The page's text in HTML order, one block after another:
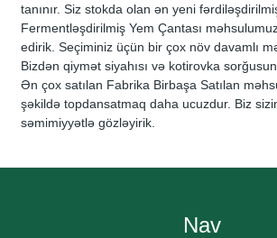
tanınır. Siz stokda olan ən yeni
Fermentləşdirilmiş Yem Çantası
edirik. Seçiminiz üçün bir çox növ davamlı
Bizdən qiymət siyahısı və kotirovka
Ən çox satılan Fabrika Birbaşa Satılan
şəkildə topdansatmaq daha ucuzdur. Biz sizin
səmimiyyətlə gözləyirik.
Nav